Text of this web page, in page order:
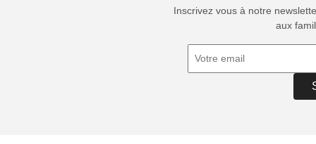
Inscrivez vous à notre
aux